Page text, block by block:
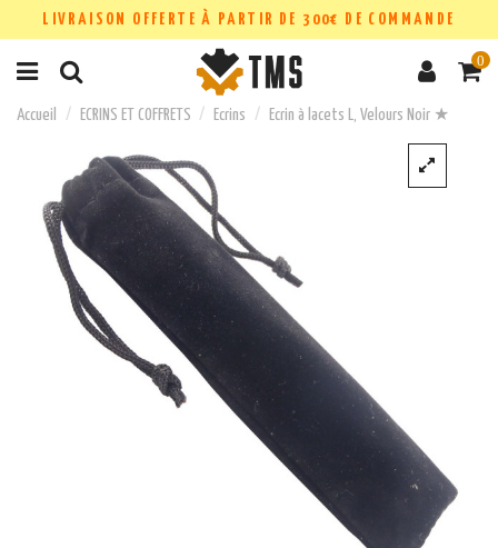
LIVRAISON OFFERTE À PARTIR DE 300€ DE COMMANDE
0
Accueil ECRINS ET COFFRETS Ecrins Ecrin à lacets L, Velours Noir ★